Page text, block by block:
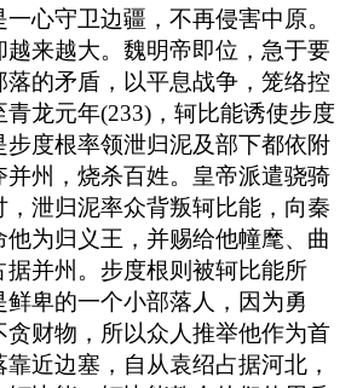
心守卫边疆，不再侵害中原。
越来越大。魏明帝即位，急于要
的矛盾，以平息战争，笼络控
龙元年(233)，轲比能诱使步度
步度根率领泄归泥及部下都依附
并州，烧杀百姓。皇帝派遣骁骑
泄归泥率众背叛轲比能，向秦
为归义王，并赐给他幢麾、曲
据并州。步度根则被轲比能所
卑的一个小部落人，因为勇
贪财物，所以众人推举他作为首
近边塞，自从袁绍占据河北，